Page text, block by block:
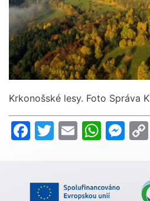
Krkonošské lesy. Foto Správa
Facebook
Twitter
Email